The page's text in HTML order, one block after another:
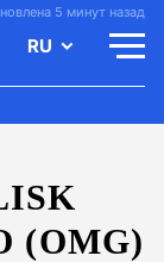
5 минут назад
RU
(OMG)